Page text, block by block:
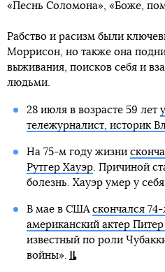
«Песнь Соломона», «Боже,
Рабство и расизм были
Моррисон, но также она
выживания, поисков себя и
людьми.
28 июля в возрасте 59 лет
тележурналист, историк
На 75-м году жизни
Рутгер Хауэр. Причиной
болезнь. Хауэр умер у
В мае в США скончался
американский актер
известный по роли
войны».